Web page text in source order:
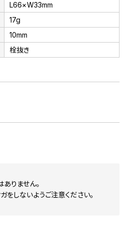
L66×W33mm
17g
10mm
栓抜き
りません。
しないようご注意ください。